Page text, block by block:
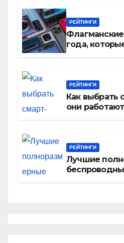
РЕЙТИНГИ
года,
РЕЙТИНГИ
Как выбрать
они
РЕЙТИНГИ
Лучшие